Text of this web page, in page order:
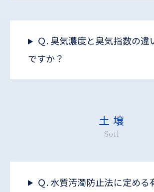
Ｑ. 臭気濃度と臭気指数の違
ですか？
土 壌
Soil
Ｑ. 水質汚濁防止法に定める